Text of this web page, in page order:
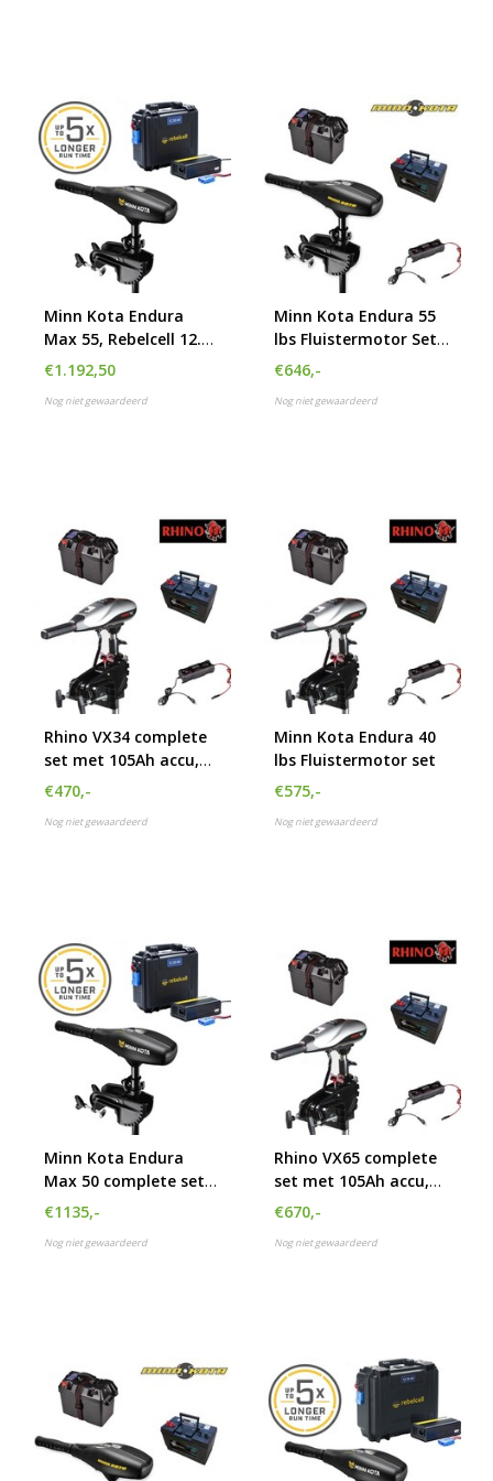
Minn Kota Endura
Max 55, Rebelcell 12.50
AV Outdoorbox en
acculader 10A
€1.192,50
Nog niet gewaardeerd
Minn Kota Endura 55
lbs Fluistermotor Set
met Accu
€646,-
Nog niet gewaardeerd
Rhino VX34 complete
set met 105Ah accu,
accubak en acculader
€470,-
Nog niet gewaardeerd
Minn Kota Endura 40
lbs Fluistermotor set
€575,-
Nog niet gewaardeerd
Minn Kota Endura
Max 50 complete set
met Rebelcell 12.50 AV
Outdoorbox en
acculader 10A
€1135,-
Nog niet gewaardeerd
Rhino VX65 complete
set met 105Ah accu,
accubak en acculader
€670,-
Nog niet gewaardeerd